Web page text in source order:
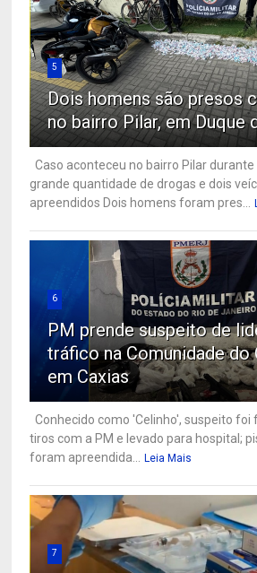
5
Dois homens são presos
no bairro Pilar, em Duque
Caso aconteceu no bairro Pilar
grande quantidade de drogas e dois
apreendidos Dois homens foram pres...
6
PM prende suspeito de
tráfico na Comunidade do
em Caxias
Conhecido como 'Celinho', suspeito foi
tiros com a PM e levado para hospital;
foram apreendida... Leia Mais
7